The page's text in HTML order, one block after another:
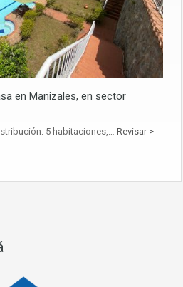
en Manizales, en sector
5 habitaciones,… Revisar >